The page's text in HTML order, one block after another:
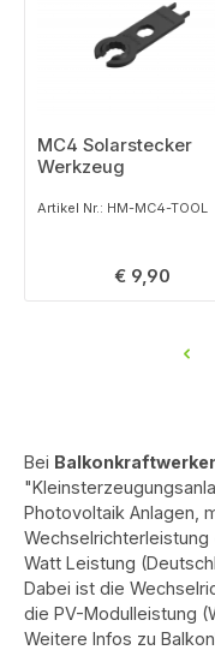
MC4 Solarstecker
Werkzeug
Artikel Nr.: HM-MC4-TOOL
Regulärer
€ 9,90
Bei
Photovoltaik Anlagen,
Wechselrichterleistung
Watt Leistung
Dabei ist die
die PV-Modulleistung
Weitere Infos zu